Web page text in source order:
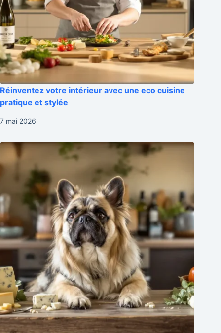
Réinventez votre intérieur avec une eco cuisine
pratique et stylée
7 mai 2026